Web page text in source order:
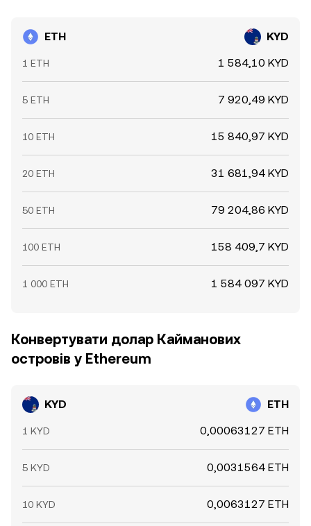
ETH KYD
1 ETH 1 584,10 KYD
5 ETH 7 920,49 KYD
10 ETH 15 840,97 KYD
20 ETH 31 681,94 KYD
50 ETH 79 204,86 KYD
100 ETH 158 409,7 KYD
1 000 ETH 1 584 097 KYD
Конвертувати долар Кайманових
островів у Ethereum
KYD ETH
1 KYD 0,00063127 ETH
5 KYD 0,0031564 ETH
10 KYD 0,0063127 ETH